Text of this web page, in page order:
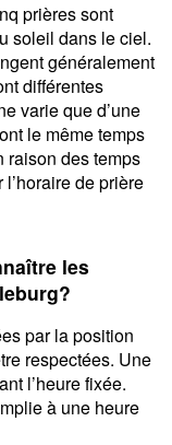
prières sont
soleil dans le ciel.
généralement
différentes
varie que d’une
le même temps
raison des temps
de prière
les
par la position
respectées. Une
l’heure fixée.
à une heure